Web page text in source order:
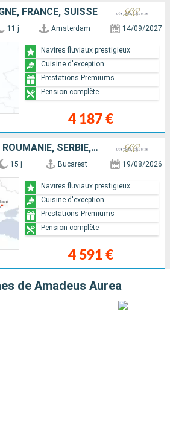
FRANCE, SUISSE
11 j Amsterdam 14/09/2027
4 187 €
Navires fluviaux prestigieux
Cuisine d'exception
Prestations Premiums
Pension complète
BULGARIE, UKRAINE, ROUMANIE, SERBIE, HONGRIE, SLOVAQUIE, AUTRICHE
15 j Bucarest 19/08/2026
4 591 €
Navires fluviaux prestigieux
Cuisine d'exception
Prestations Premiums
Pension complète
de Amadeus Aurea